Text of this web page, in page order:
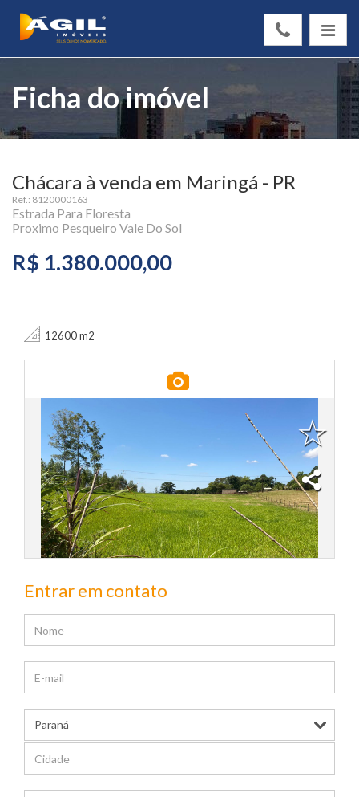
Ficha do imóvel
Chácara à venda em Maringá - PR
Ref.: 8120000163
Estrada Para Floresta
Proximo Pesqueiro Vale Do Sol
R$ 1.380.000,00
12600 m2
Entrar em contato